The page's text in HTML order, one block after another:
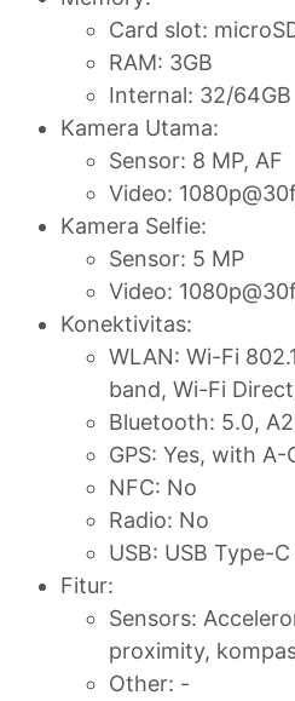
Card slot:
RAM: 3GB
Internal: 32/64GB
Kamera Utama:
Sensor: 8 MP, AF
Video:
Kamera Selfie:
Sensor: 5 MP
Video:
Konektivitas:
WLAN: Wi-Fi
band, Wi-Fi
Bluetooth: 5.0,
GPS: Yes, with A-
NFC: No
Radio: No
USB: USB Type-
Fitur:
Sensors:
proximity,
Other: -